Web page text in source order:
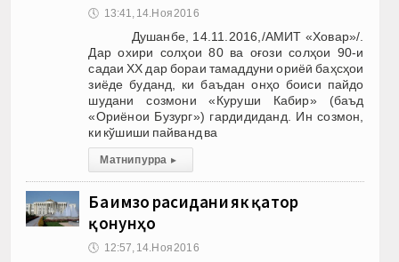
🕔 13:41, 14.Ноя 2016
Душанбе, 14.11.2016,/АМИТ «Ховар»/.
Дар охири солҳои 80 ва оғози солҳои 90-и
садаи ХХ дар бораи тамаддуни ориёӣ баҳсҳои
зиёде буданд, ки баъдан онҳо боиси пайдо
шудани созмони «Куруши Кабир» (баъд
«Ориёнои Бузург») гардидиданд. Ин созмон,
ки кўшиши пайванд ва
Матни пурра ▸
Ба имзо расидани як қатор
қонунҳо
🕔 12:57, 14.Ноя 2016